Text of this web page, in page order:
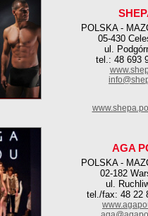
POLSKA -
05-430
ul.
tel.: 48 693
AGA
POLSKA -
02-182
ul.
tel./fax: 48 22